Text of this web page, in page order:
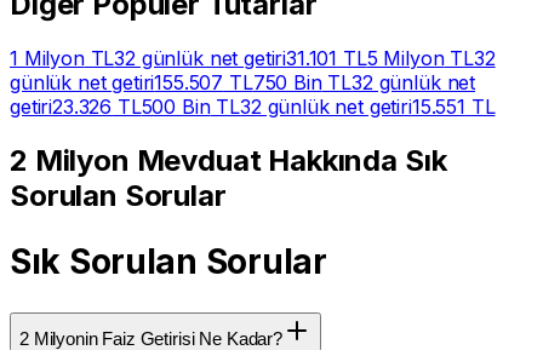
1 MilyonTL32 günlük net getiri31.101 TL5 MilyonTL32
günlük net getiri155.507 TL750 BinTL32 günlük net
getiri23.326 TL500 BinTL32 günlük net getiri15.551 TL
2 Milyon Mevduat Hakkında Sık
Sorulan Sorular
Sık Sorulan Sorular
2 Milyonin Faiz Getirisi Ne Kadar?